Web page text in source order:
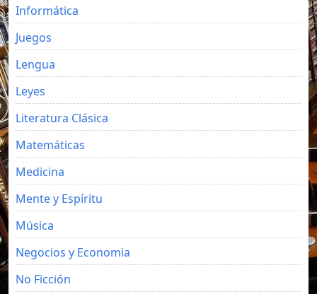
Informática
Juegos
Lengua
Leyes
Literatura Clásica
Matemáticas
Medicina
Mente y Espíritu
Música
Negocios y Economia
No Ficción